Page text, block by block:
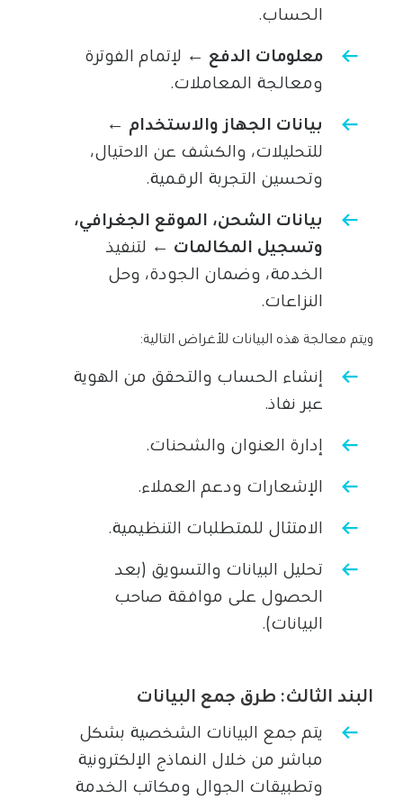
الحساب.
معلومات الدفع ← لإتمام الفوترة
ومعالجة المعاملات.
بيانات الجهاز والاستخدام ←
للتحليلات، والكشف عن الاحتيال،
وتحسين التجربة الرقمية.
بيانات الشحن، الموقع الجغرافي،
وتسجيل المكالمات ← لتنفيذ
الخدمة، وضمان الجودة، وحل
النزاعات.
ويتم معالجة هذه البيانات للأغراض التالية:
إنشاء الحساب والتحقق من الهوية
عبر نفاذ.
إدارة العنوان والشحنات.
الإشعارات ودعم العملاء.
الامتثال للمتطلبات التنظيمية.
تحليل البيانات والتسويق (بعد
الحصول على موافقة صاحب
البيانات).
البند الثالث: طرق جمع البيانات
يتم جمع البيانات الشخصية بشكل
مباشر من خلال النماذج الإلكترونية
وتطبيقات الجوال ومكاتب الخدمة